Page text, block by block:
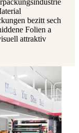
bezitt sech
Folien a
attraktiv